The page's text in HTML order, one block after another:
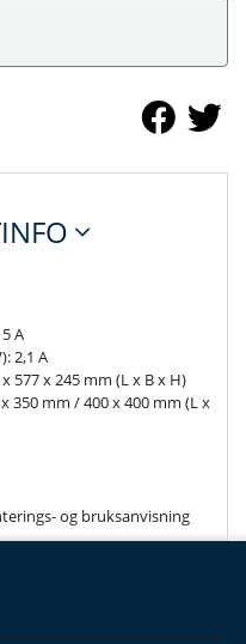
A
2,1 A
577 x 245 mm (L x B x H)
350 mm / 400 x 400 mm (L x
og bruksanvisning